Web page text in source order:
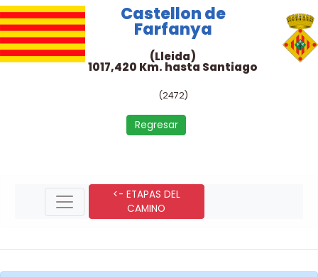
Castellon de
Farfanya
(Lleida)
1017,420 Km. hasta Santiago
(2472)
Regresar
<- ETAPAS DEL
CAMINO